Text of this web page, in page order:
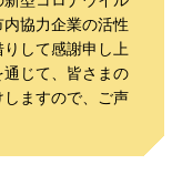
協力企業の活性
して感謝申し上
じて、皆さまの
ますので、ご声